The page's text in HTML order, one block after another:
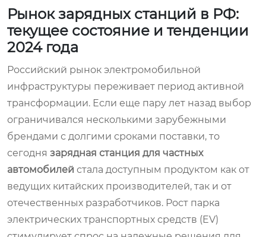
Рынок зарядных станций в РФ:
текущее состояние и тенденции
2024 года
Российский рынок электромобильной
инфраструктуры переживает период активной
трансформации. Если еще пару лет назад выбор
ограничивался несколькими зарубежными
брендами с долгими сроками поставки, то
сегодня зарядная станция для частных
автомобилей стала доступным продуктом как от
ведущих китайских производителей, так и от
отечественных разработчиков. Рост парка
электрических транспортных средств (EV)